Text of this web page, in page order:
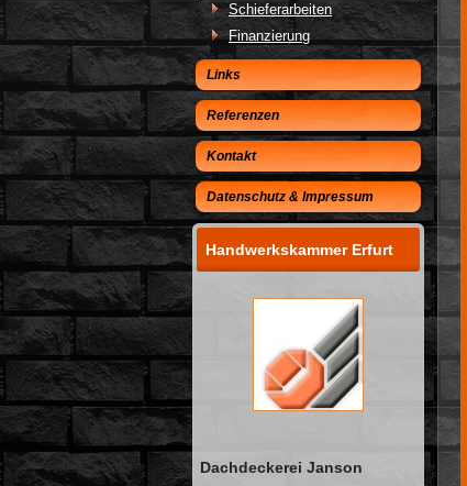
Schieferarbeiten
Finanzierung
Links
Referenzen
Kontakt
Datenschutz & Impressum
Handwerkskammer Erfurt
Dachdeckerei Janson